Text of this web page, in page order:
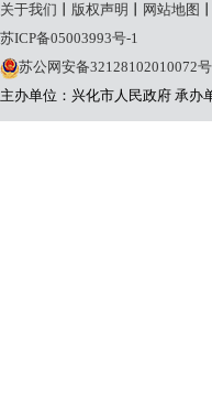
关于我们 版权声明 网站地图
苏ICP备05003993号-1
苏公网安备32128102010072号
主办单位：兴化市人民政府 承办